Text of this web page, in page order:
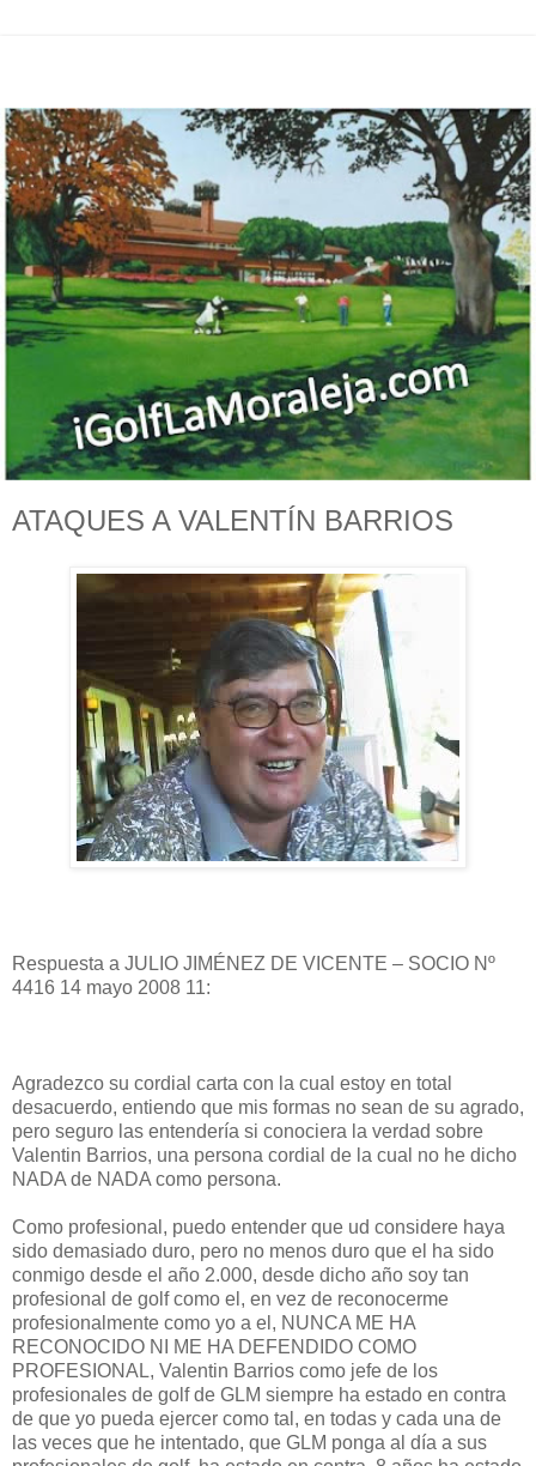
ATAQUES A VALENTÍN BARRIOS
Respuesta a JULIO JIMÉNEZ DE VICENTE – SOCIO Nº
4416 14 mayo 2008 11:
Agradezco su cordial carta con la cual estoy en total
desacuerdo, entiendo que mis formas no sean de su agrado,
pero seguro las entendería si conociera la verdad sobre
Valentin Barrios, una persona cordial de la cual no he dicho
NADA de NADA como persona.
Como profesional, puedo entender que ud considere haya
sido demasiado duro, pero no menos duro que el ha sido
conmigo desde el año 2.000, desde dicho año soy tan
profesional de golf como el, en vez de reconocerme
profesionalmente como yo a el, NUNCA ME HA
RECONOCIDO NI ME HA DEFENDIDO COMO
PROFESIONAL, Valentin Barrios como jefe de los
profesionales de golf de GLM siempre ha estado en contra
de que yo pueda ejercer como tal, en todas y cada una de
las veces que he intentado, que GLM ponga al día a sus